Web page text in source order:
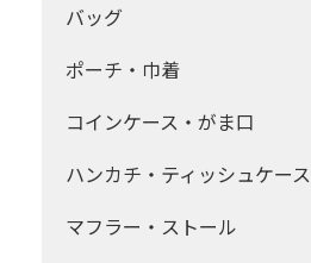
バッグ
ポーチ・巾着
コインケース・がま口
ハンカチ・ティッシュケース
マフラー・ストール